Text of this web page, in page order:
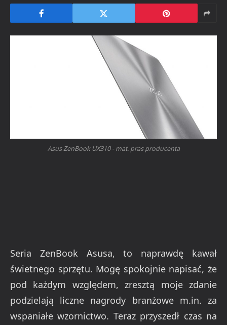
Asus ZenBook UX310 - mat. pras producenta
Seria ZenBook Asusa, to naprawdę kawał
świetnego sprzętu. Mogę spokojnie napisać, że
pod każdym względem, zresztą moje zdanie
podzielają liczne nagrody branżowe m.in. za
wspaniałe wzornictwo. Teraz przyszedł czas na